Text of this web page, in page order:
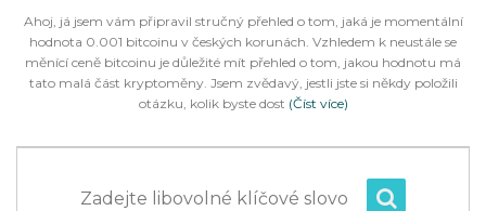
Ahoj, já jsem vám připravil stručný přehled o tom, jaká je momentální
hodnota 0.001 bitcoinu v českých korunách. Vzhledem k neustále se
měnící ceně bitcoinu je důležité mít přehled o tom, jakou hodnotu má
tato malá část kryptoměny. Jsem zvědavý, jestli jste si někdy položili
otázku, kolik byste dost (Číst více)
Zadejte libovolné klíčové slovo